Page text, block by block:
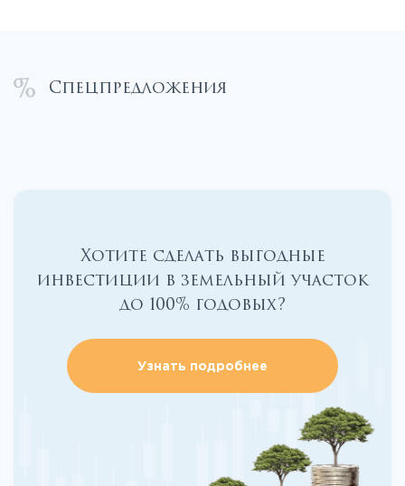
Спецпредложения
Хотите сделать выгодные
инвестиции в земельный участок
до 100% годовых?
Узнать подробнее